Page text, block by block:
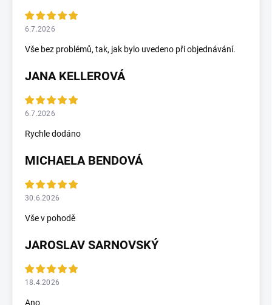
6.7.2026
Vše bez problémů, tak, jak bylo uvedeno při objednávání.
JANA KELLEROVÁ
6.7.2026
Rychle dodáno
MICHAELA BENDOVÁ
30.6.2026
Vše v pohodě
JAROSLAV SARNOVSKÝ
18.4.2026
Ano